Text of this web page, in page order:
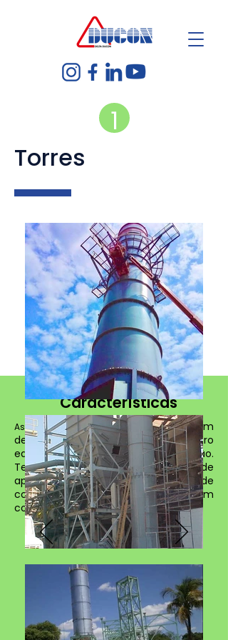
1
Torres
Características
As torres tem o objetivo de
condicionar um
determinado gás, antes de um outro
equipamento de controle de poluição.
Temos basicamente três tipos de
aplicação para torres de
condicionamento que podem
combinar em único equipamento